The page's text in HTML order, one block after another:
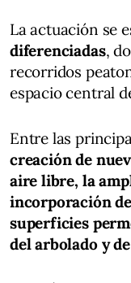
La actuación se
diferenciadas,
recorridos
espacio central
Entre las
creación de
aire libre, la
incorporación
superficies
del arbolado y